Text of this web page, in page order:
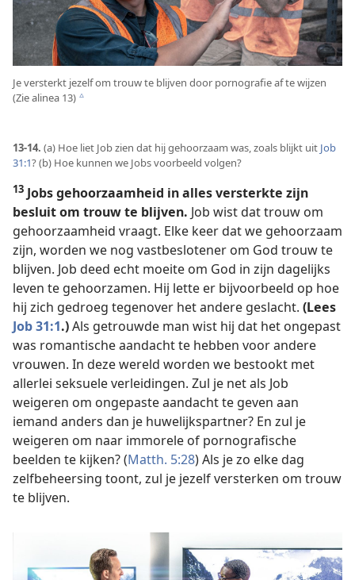
Je versterkt jezelf om trouw te blijven door pornografie af te wijzen
(Zie alinea 13) c
13-14. (a) Hoe liet Job zien dat hij gehoorzaam was, zoals blijkt uit Job
31:1? (b) Hoe kunnen we Jobs voorbeeld volgen?
13 Jobs gehoorzaamheid in alles versterkte zijn
besluit om trouw te blijven. Job wist dat trouw om
gehoorzaamheid vraagt. Elke keer dat we gehoorzaam
zijn, worden we nog vastbeslotener om God trouw te
blijven. Job deed echt moeite om God in zijn dagelijks
leven te gehoorzamen. Hij lette er bijvoorbeeld op hoe
hij zich gedroeg tegenover het andere geslacht. (Lees
Job 31:1.)Als getrouwde man wist hij dat het ongepast
was romantische aandacht te hebben voor andere
vrouwen. In deze wereld worden we bestookt met
allerlei seksuele verleidingen. Zul je net als Job
weigeren om ongepaste aandacht te geven aan
iemand anders dan je huwelijkspartner? En zul je
weigeren om naar immorele of pornografische
beelden te kijken? (Matth. 5:28) Als je zo elke dag
zelfbeheersing toont, zul je jezelf versterken om trouw
te blijven.